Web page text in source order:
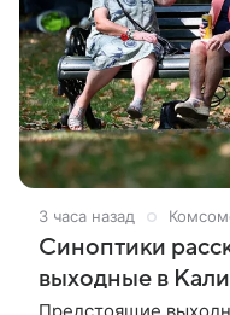
3 часа назад
Синоптики
выходные в